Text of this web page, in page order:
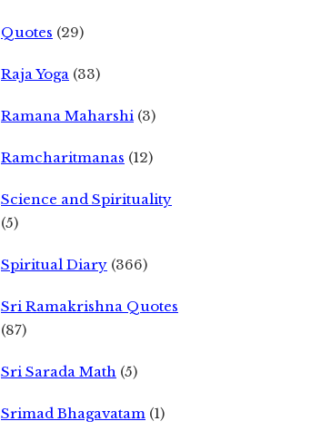
Quotes (29)
Raja Yoga (33)
Ramana Maharshi (3)
Ramcharitmanas (12)
Science and Spirituality
(5)
Spiritual Diary (366)
Sri Ramakrishna Quotes
(87)
Sri Sarada Math (5)
Srimad Bhagavatam (1)